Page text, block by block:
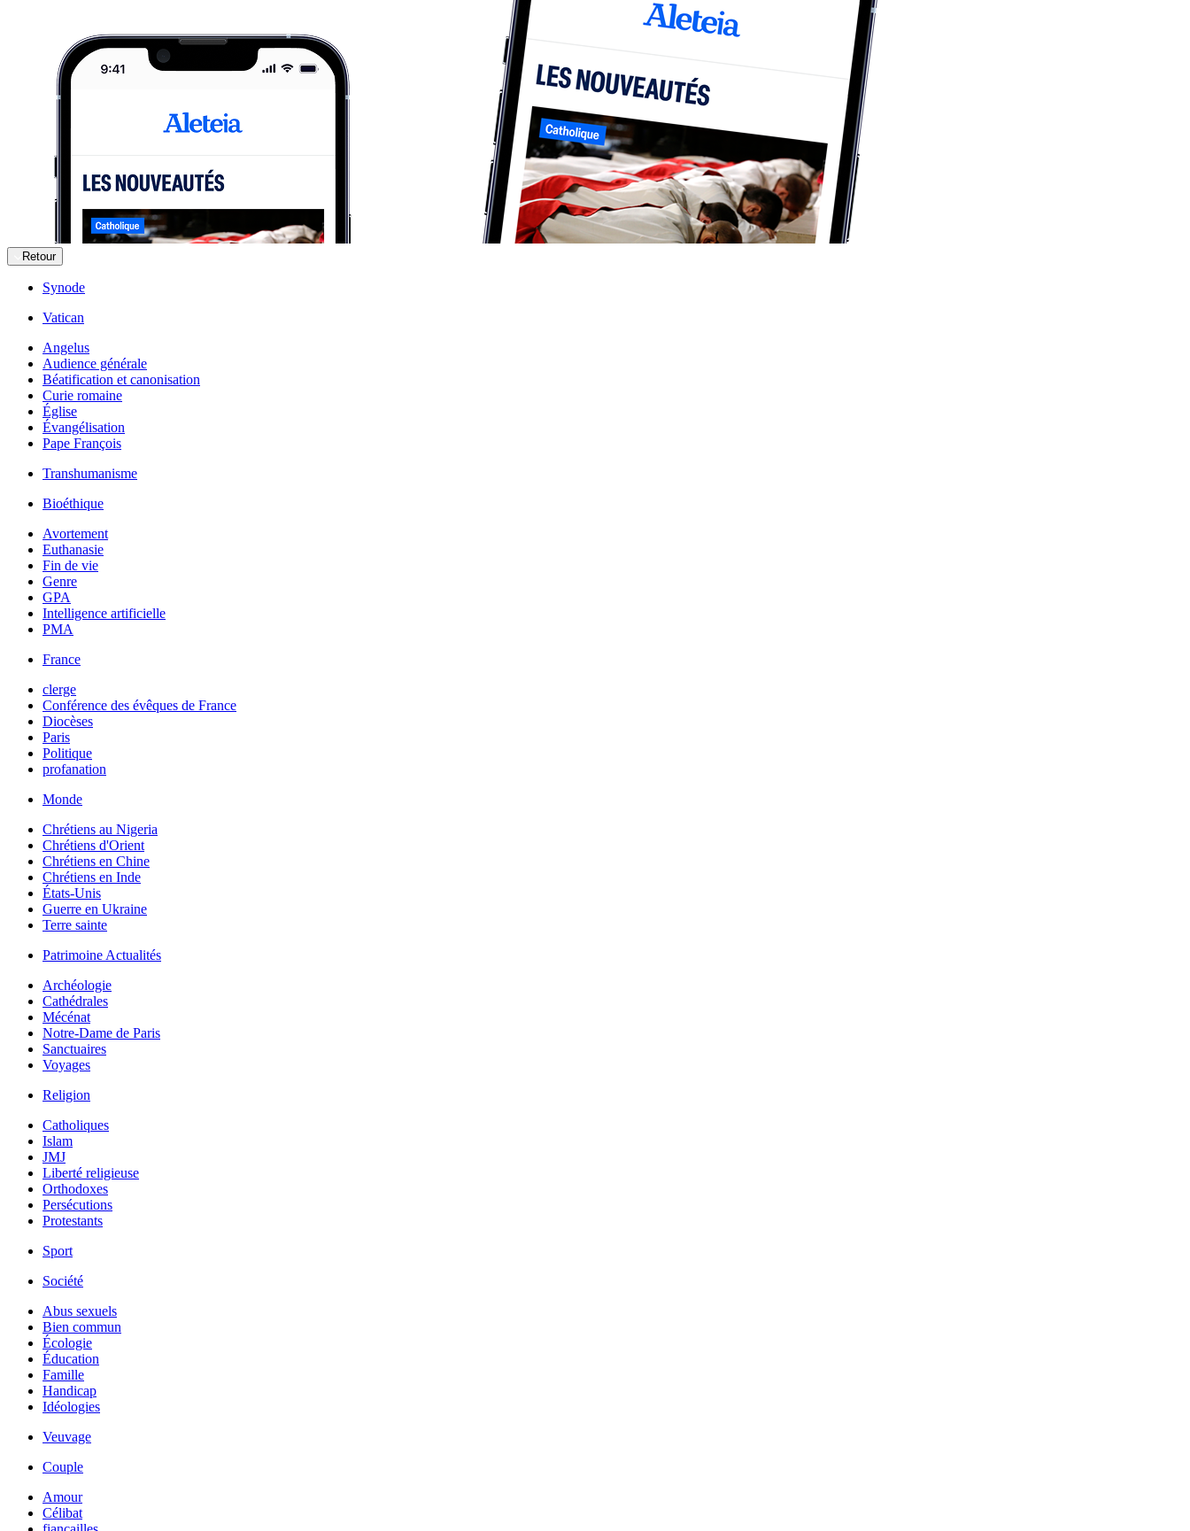
Retour
Synode
Vatican
Angelus
Audience générale
Béatification et canonisation
Curie romaine
Église
Évangélisation
Pape François
Transhumanisme
Bioéthique
Avortement
Euthanasie
Fin de vie
Genre
GPA
Intelligence artificielle
PMA
France
clerge
Conférence des évêques de France
Diocèses
Paris
Politique
profanation
Monde
Chrétiens au Nigeria
Chrétiens d'Orient
Chrétiens en Chine
Chrétiens en Inde
États-Unis
Guerre en Ukraine
Terre sainte
Patrimoine Actualités
Archéologie
Cathédrales
Mécénat
Notre-Dame de Paris
Sanctuaires
Voyages
Religion
Catholiques
Islam
JMJ
Liberté religieuse
Orthodoxes
Persécutions
Protestants
Sport
Société
Abus sexuels
Bien commun
Écologie
Éducation
Famille
Handicap
Idéologies
Veuvage
Couple
Amour
Célibat